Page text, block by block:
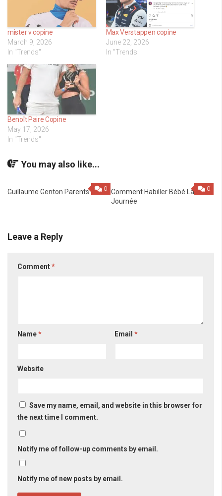
mister v copine
March 9, 2026
In "Trends"
Max Verstappen copine
June 22, 2026
In "Trends"
Benoît Paire Copine
May 17, 2026
In "Trends"
You may also like...
0
Guillaume Genton Parents 0
Comment Habiller Bébé La
Journée
Leave a Reply
Comment*
Name* Email*
Website
Save my name, email, and website in this browser for
the next time I comment.
Notify me of follow-up comments by email.
Notify me of new posts by email.